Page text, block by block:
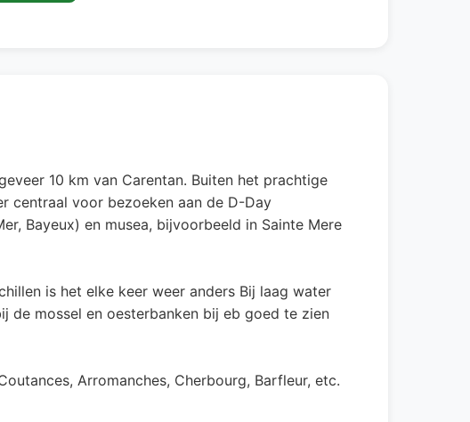
10 km van Carentan. Buiten het prachtige
centraal voor bezoeken aan de D-Day
Bayeux) en musea, bijvoorbeeld in Sainte Mere
is het elke keer weer anders Bij laag water
de mossel en oesterbanken bij eb goed te zien
Arromanches, Cherbourg, Barfleur, etc.